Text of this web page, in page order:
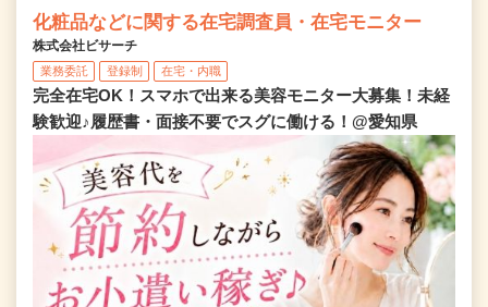
化粧品などに関する在宅調査員・在宅モニター
株式会社ビサーチ
業務委託 登録制 在宅・内職
完全在宅OK！スマホで出来る美容モニター大募集！未経
験歓迎♪履歴書・面接不要でスグに働ける！@愛知県